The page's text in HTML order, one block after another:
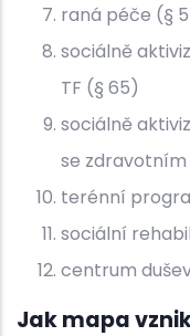
raná péče (§
sociálně
TF (§ 65)
sociálně
se zdravotním
terénní
sociální
centrum
Jak mapa